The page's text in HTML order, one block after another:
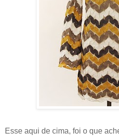
Esse aqui de cima, foi o que